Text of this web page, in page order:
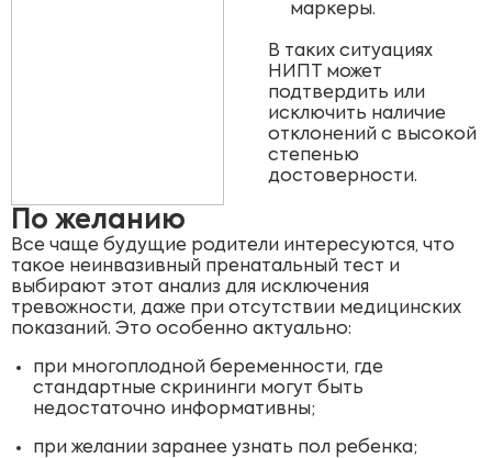
маркеры.
В таких ситуациях
НИПТ может
подтвердить или
исключить наличие
отклонений с высокой
степенью
достоверности.
По желанию
Все чаще будущие родители интересуются, что
такое неинвазивный пренатальный тест и
выбирают этот анализ для исключения
тревожности, даже при отсутствии медицинских
показаний. Это особенно актуально:
при многоплодной беременности, где
стандартные скрининги могут быть
недостаточно информативны;
при желании заранее узнать пол ребенка;